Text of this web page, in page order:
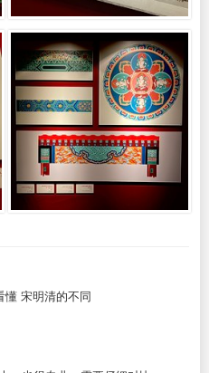
懂 宋明清的不同